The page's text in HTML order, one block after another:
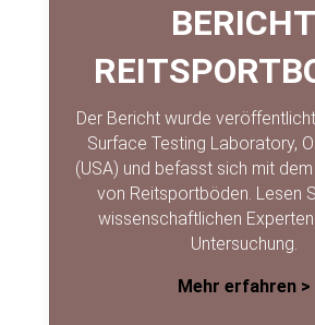
BERICHT
Der Bericht wurde
Surface Testing Laboratory,
(USA) und befasst sich mit
von Reitsportböden. Lesen
wissenschaftlichen
Untersuchung.
Mehr erfahren >